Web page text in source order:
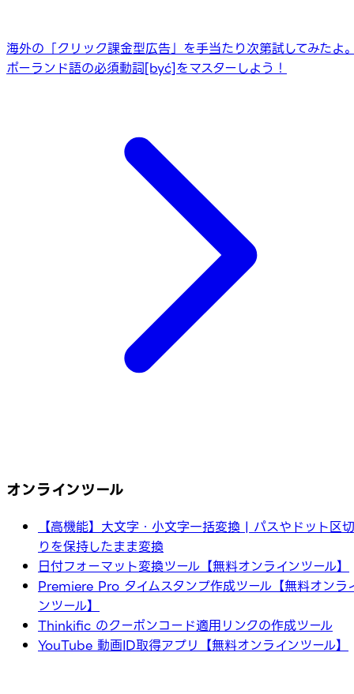
海外の「クリック課金型広告」を手当たり次第試してみたよ
ポーランド語の必須動詞[być]をマスターしよう！
オンラインツール
【高機能】大文字・小文字一括変換 | パスやドット区切
りを保持したまま変換
日付フォーマット変換ツール【無料オンラインツール】
Premiere Pro タイムスタンプ作成ツール【無料オンラ
ンツール】
Thinkific のクーポンコード適用リンクの作成ツール
YouTube 動画ID取得アプリ【無料オンラインツール】